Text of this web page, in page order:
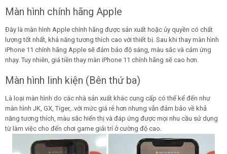
Màn hình chính hãng Apple
Đây là màn hình Apple chính hãng được sản xuất hoặc ủy quyền có chất
lượng tốt nhất, khả năng tương thích cao với thiết bị. Sau khi thay màn hình
iPhone 11 chính hãng Apple sẽ đảm bảo độ sáng, màu sắc và cảm ứng
nhạy. Tuy nhiên, giá tiền thay màn iPhone 11 chính hãng sẽ cao hơn.
Màn hình linh kiện (Bên thứ ba)
Là loại màn hình do các nhà sản xuất khác cung cấp có thể kể đến như
màn hình JK, GX, Tiger,..với mức giá rẻ hơn nhưng vẫn đảm bảo về khả
năng tương thích, màu sắc hiển thị và đáp ứng được mọi nhu cầu sử dụng
từ làm việc cho đến chơi game giải trí ở cường độ cao.